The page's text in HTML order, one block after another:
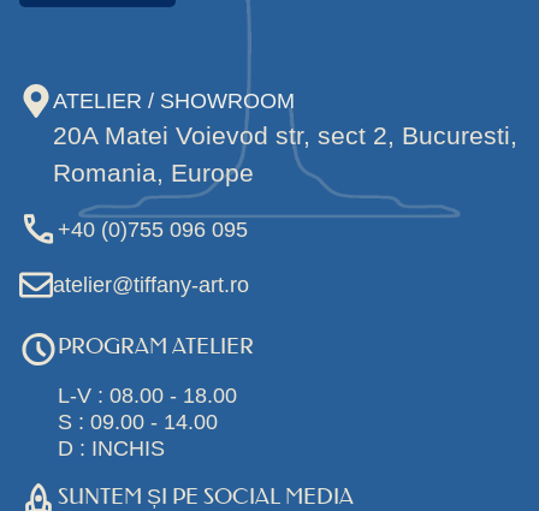
ATELIER / SHOWROOM
20A Matei Voievod str, sect 2, Bucuresti,
Romania, Europe
+40 (0)755 096 095
atelier@tiffany-art.ro
PROGRAM ATELIER
L-V : 08.00 - 18.00
S : 09.00 - 14.00
D : INCHIS
SUNTEM ȘI PE SOCIAL MEDIA